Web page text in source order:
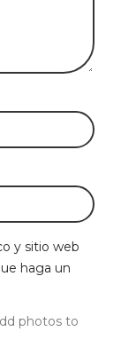
y sitio web
haga un
photos to